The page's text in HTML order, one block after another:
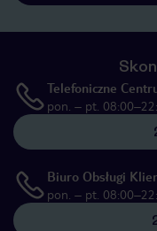
Telefoniczne
pon. – pt.
Biuro Obsługi
pon. – pt.